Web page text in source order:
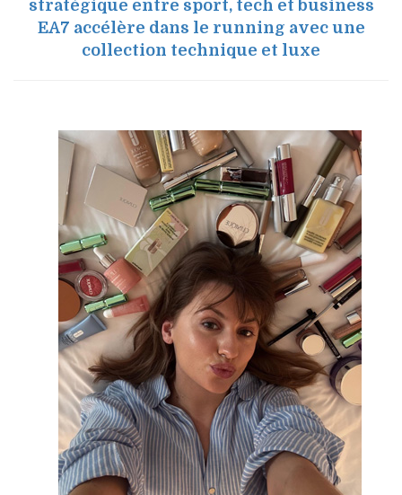
stratégique entre sport, tech et business
EA7 accélère dans le running avec une
collection technique et luxe